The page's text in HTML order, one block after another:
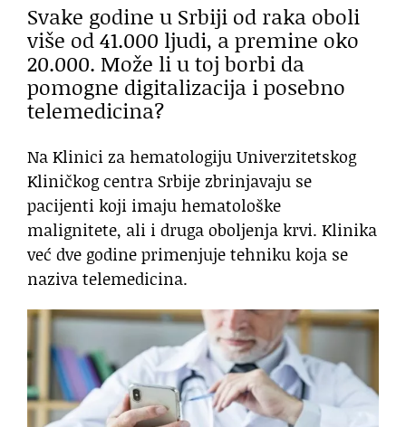
Svake godine u Srbiji od raka oboli
više od 41.000 ljudi, a premine oko
20.000. Može li u toj borbi da
pomogne digitalizacija i posebno
telemedicina?
Na Klinici za hematologiju Univerzitetskog
Kliničkog centra Srbije zbrinjavaju se
pacijenti koji imaju hematološke
malignitete, ali i druga oboljenja krvi. Klinika
već dve godine primenjuje tehniku koja se
naziva telemedicina.